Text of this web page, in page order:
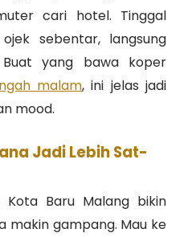
cari hotel. Tinggal
sebentar, langsung
Buat yang bawa koper
malam, ini jelas jadi
mood.
Jadi Lebih Sat-
Kota Baru Malang bikin
makin gampang. Mau ke